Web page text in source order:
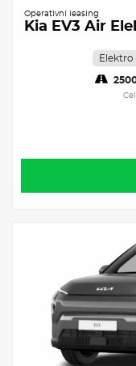
Operativní leasing
Kia EV3 Air
Elektro